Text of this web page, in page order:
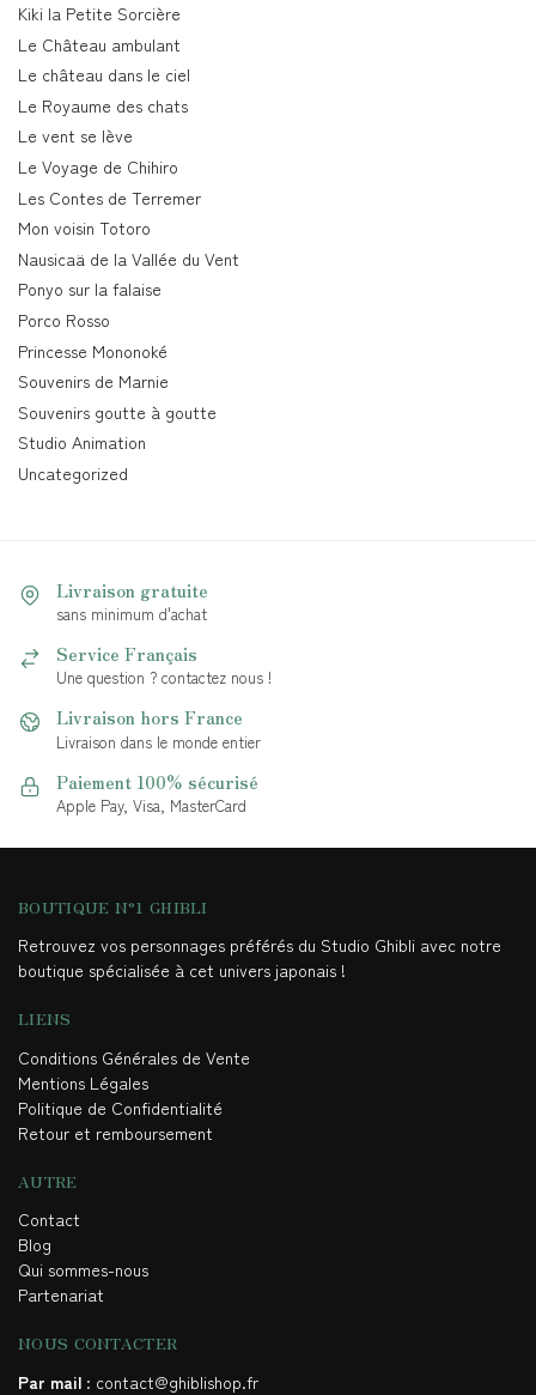
Kiki la Petite Sorcière
Le Château ambulant
Le château dans le ciel
Le Royaume des chats
Le vent se lève
Le Voyage de Chihiro
Les Contes de Terremer
Mon voisin Totoro
Nausicaä de la Vallée du Vent
Ponyo sur la falaise
Porco Rosso
Princesse Mononoké
Souvenirs de Marnie
Souvenirs goutte à goutte
Studio Animation
Uncategorized
Livraison gratuite
sans minimum d'achat
Service Français
Une question ? contactez nous !
Livraison hors France
Livraison dans le monde entier
Paiement 100% sécurisé
Apple Pay, Visa, MasterCard
BOUTIQUE N°1 GHIBLI
Retrouvez vos personnages préférés du Studio Ghibli avec notre
boutique spécialisée à cet univers japonais !
LIENS
Conditions Générales de Vente
Mentions Légales
Politique de Confidentialité
Retour et remboursement
AUTRE
Contact
Blog
Qui sommes-nous
Partenariat
NOUS CONTACTER
Par mail : contact@ghiblishop.fr